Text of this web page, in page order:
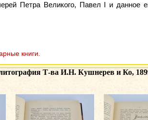
Петра Великого, Павел I и данное
книги.
Т-ва И.Н. Кушнерев и Ко,